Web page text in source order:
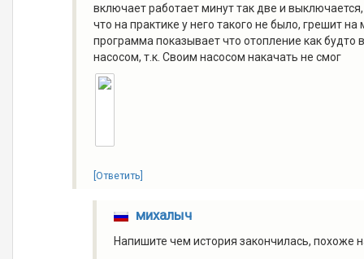
включает работает минут так две и
что на практике у него такого не было, грешит
программа показывает что отопление как будто
насосом, т.к. Своим насосом накачать не смог
[Ответить]
михалыч
Напишите чем история закончилась, похоже